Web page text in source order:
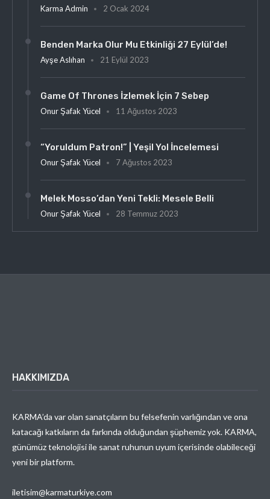
Karma Admin 2 Ocak 2024
Benden Marka Olur Mu Etkinliği 27 Eylül’de!
Ayşe Aslıhan 21 Eylül 2023
Game Of Thrones İzlemek İçin 7 Sebep
Onur Şafak Yücel 11 Ağustos 2023
“Yoruldum Patron!” | Yeşil Yol İncelemesi
Onur Şafak Yücel 7 Ağustos 2023
Melek Mosso’dan Yeni Tekli: Mesele Belli
Onur Şafak Yücel 28 Temmuz 2023
HAKKIMIZDA
KARMA’da var olan sanatçıların bu felsefenin varlığından ve ona
katacağı katkıların da farkında olduğundan şüphemiz yok. KARMA,
günümüz teknolojisi ile sanat ruhunun uyum içerisinde olabileceği
yeni bir platform.
iletisim@karmaturkiye.com